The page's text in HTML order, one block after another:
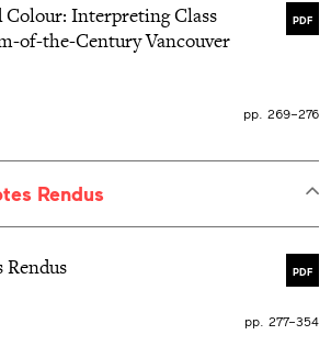
PDF
Colour: Interpreting Class
of-the-Century Vancouver
pp. 269–276
Rendus
PDF
Rendus
pp. 277–354